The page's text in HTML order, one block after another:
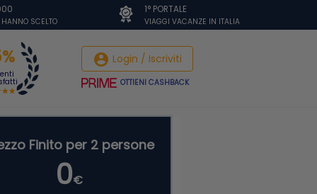
SCELTO
1° PORTALE
VIAGGI VACANZE IN ITALIA
account_circle Login / Iscriviti
OTTIENI CASHBACK
Finito per 2 persone
0€